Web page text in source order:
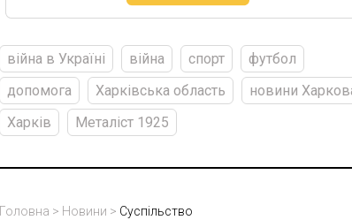
війна в Україні війна спорт
футбол
допомога
Харківська область
новини
Харків
Металіст 1925
Головна > Новини > Суспільство